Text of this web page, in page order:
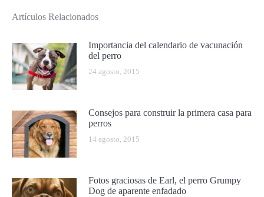
Artículos Relacionados
Importancia del calendario de vacunación
del perro
24 agosto, 2015
Consejos para construir la primera casa para
perros
14 agosto, 2015
Fotos graciosas de Earl, el perro Grumpy
Dog de aparente enfadado